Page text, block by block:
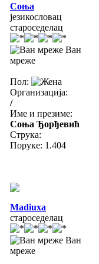
Соња
језикословац
староседелац
Ван
мреже
Пол:
Организација:
/
Име и презиме:
Соња Ђорђевић
Струка:
Поруке: 1.404
Madiuxa
староседелац
Ван
мреже